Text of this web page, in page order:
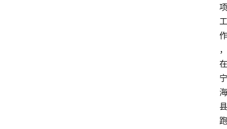
项
工
作
，
在
宁
海
县
跑